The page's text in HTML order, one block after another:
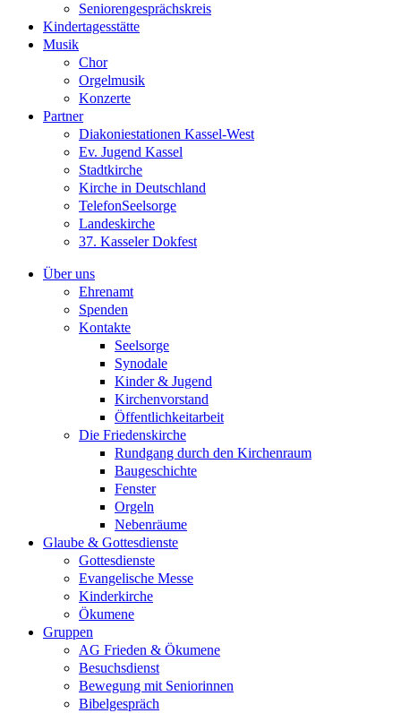
Seniorengesprächskreis
Kindertagesstätte
Musik
Chor
Orgelmusik
Konzerte
Partner
Diakoniestationen Kassel-West
Ev. Jugend Kassel
Stadtkirche
Kirche in Deutschland
TelefonSeelsorge
Landeskirche
37. Kasseler Dokfest
Über uns
Ehrenamt
Spenden
Kontakte
Seelsorge
Synodale
Kinder & Jugend
Kirchenvorstand
Öffentlichkeitarbeit
Die Friedenskirche
Rundgang durch den Kirchenraum
Baugeschichte
Fenster
Orgeln
Nebenräume
Glaube & Gottesdienste
Gottesdienste
Evangelische Messe
Kinderkirche
Ökumene
Gruppen
AG Frieden & Ökumene
Besuchsdienst
Bewegung mit Seniorinnen
Bibelgespräch